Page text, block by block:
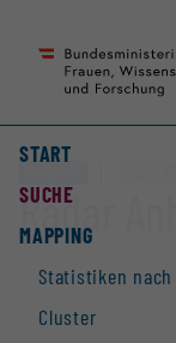
Seiteninhalt
Accesskey
Hauptnavigation
Accesskey
START
SUCHE
MAPPING
Statistiken nach
Cluster
Radar